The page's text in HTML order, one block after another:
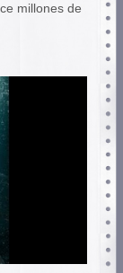
millones de